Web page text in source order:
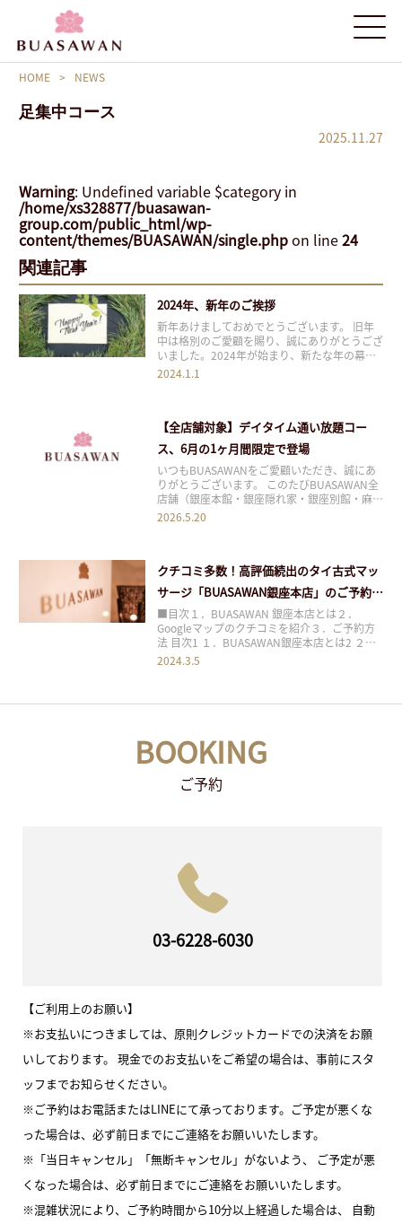
HOME > NEWS
足集中コース
2025.11.27
Warning: Undefined variable $category in
/home/xs328877/buasawan-
group.com/public_html/wp-
content/themes/BUASAWAN/single.phpon line24
関連記事
2024年、新年のご挨拶
新年あけましておめでとうございます。 旧年
中は格別のご愛顧を賜り、誠にありがとうござ
いました。2024年が始まり、新たな年の幕開
けと共に、私たちは皆様にとってさらに素晴ら
こそ
2024.1.1
【全店舗対象】デイタイム通い放題コー
ス、6月の1ヶ月間限定で登場
いつもBUASAWANをご愛顧いただき、誠にあ
りがとうございます。 このたびBUASAWAN全
店舗（銀座本館・銀座隠れ家・銀座別館・麻布
十番店）にて、2026年6月1日(月)〜6月30日
2026.5.20
クチコミ多数！高評価続出のタイ古式マッ
サージ「BUASAWAN銀座本店」のご予約方
法
■目次１．BUASAWAN 銀座本店とは２．
Googleマップのクチコミを紹介３．ご予約方
法 目次1 １．BUASAWAN銀座本店とは2 ２．
Googleマップのクチコミを紹介3 ３．ご予約
2024.3.5
BOOKING
ご予約
03-6228-6030
【ご利用上のお願い】
※お支払いにつきましては、原則クレジットカードでの決済をお願
いしております。 現金でのお支払いをご希望の場合は、事前にスタ
ッフまでお知らせください。
※ご予約はお電話またはLINEにて承っております。ご予定が悪くな
った場合は、必ず前日までにご連絡をお願いいたします。
※「当日キャンセル」「無断キャンセル」がないよう、 ご予定が悪
くなった場合は、必ず前日までにご連絡をお願いいたします。
※混雑状況により、ご予約時間から10分以上経過した場合は、 自動